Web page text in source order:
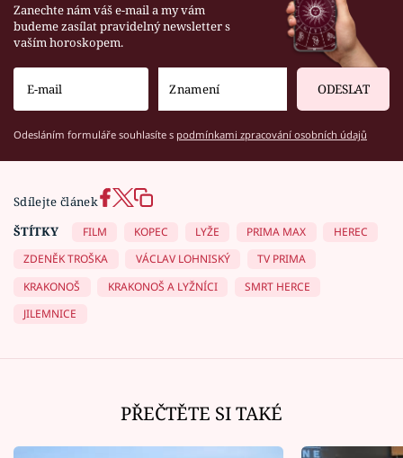
Zanechte nám váš e-mail a my vám
budeme zasílat pravidelný newsletter s
vaším horoskopem.
ODESLAT
Odesláním formuláře souhlasíte s podmínkami zpracování osobních údajů
Sdílejte článek
ŠTÍTKY
FILM KOPEC LYŽE PRIMA MAX
HEREC
ZDENĚK TROŠKA
VÁCLAV LOHNISKÝ
TV PRIMA
KRAKONOŠ
KRAKONOŠ A LYŽNÍCI
SMRT HERCE
JILEMNICE
PŘEČTĚTE SI TAKÉ